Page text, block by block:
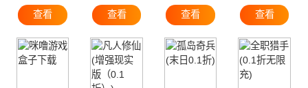
查看
查看
查看
查看